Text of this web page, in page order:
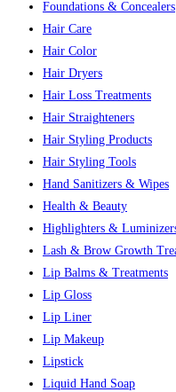
Foundations & Concealers
Hair Care
Hair Color
Hair Dryers
Hair Loss Treatments
Hair Straighteners
Hair Styling Products
Hair Styling Tools
Hand Sanitizers & Wipes
Health & Beauty
Highlighters &
Lash & Brow Growth
Lip Balms & Treatments
Lip Gloss
Lip Liner
Lip Makeup
Lipstick
Liquid Hand Soap